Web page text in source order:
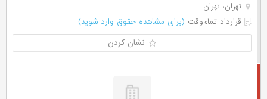
تهران، تهران
قرارداد تمام‌وقت (برای مشاهده حقوق وارد شوید)
نشان کردن